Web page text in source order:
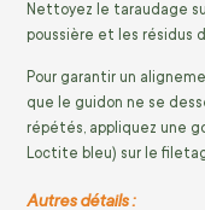
Nettoyez le taraudage
poussière et les résidus
Pour garantir un
que le guidon ne se
répétés, appliquez une
Loctite bleu) sur le
Autres détails :